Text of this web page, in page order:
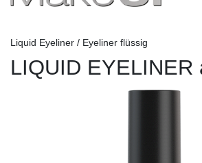
Liquid Eyeliner / Eyeliner flüssig
LIQUID EYELINER